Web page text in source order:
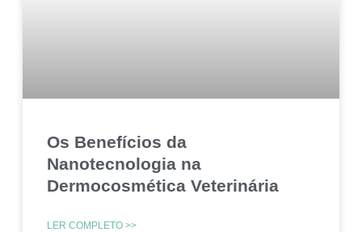
Os Benefícios da
Nanotecnologia na
Dermocosmética Veterinária
LER COMPLETO >>